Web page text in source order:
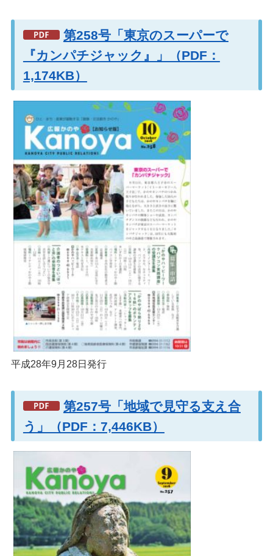
第258号「東京のスーパーで
『カンパチジャック』」（PDF：
1,174KB）
平成28年9月28日発行
第257号「地域で見守る支え合
う」（PDF：7,446KB）